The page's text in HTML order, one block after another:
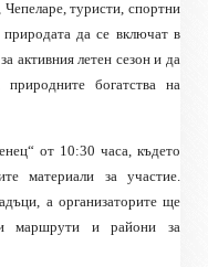
туристи, спортни
да се включат в
активния летен сезон и да
богатства на
от 10:30 часа, където
материали за участие.
а организаторите ще
маршрути и райони за